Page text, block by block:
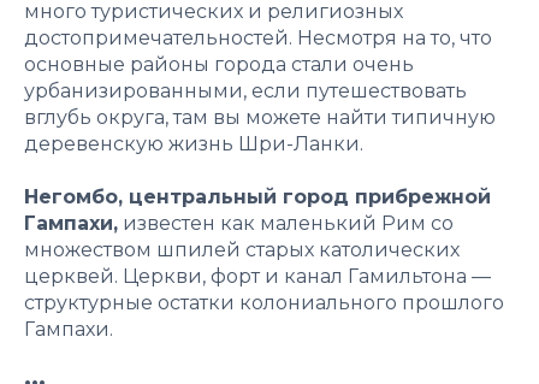
много туристических и религиозных
достопримечательностей. Несмотря на то, что
основные районы города стали очень
урбанизированными, если путешествовать
вглубь округа, там вы можете найти типичную
деревенскую жизнь Шри-Ланки.
Негомбо, центральный город прибрежной
Гампахи, известен как маленький Рим со
множеством шпилей старых католических
церквей. Церкви, форт и канал Гамильтона —
структурные остатки колониального прошлого
Гампахи.